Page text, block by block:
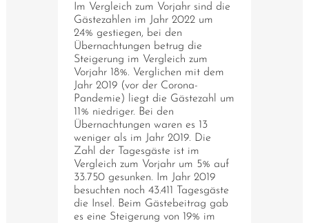
Im Vergleich zum Vorjahr sind die
Gästezahlen im Jahr 2022 um
24% gestiegen, bei den
Übernachtungen betrug die
Steigerung im Vergleich zum
Vorjahr 18%. Verglichen mit dem
Jahr 2019 (vor der Corona-
Pandemie) liegt die Gästezahl um
11% niedriger. Bei den
Übernachtungen waren es 13
weniger als im Jahr 2019. Die
Zahl der Tagesgäste ist im
Vergleich zum Vorjahr um 5% auf
33.750 gesunken. Im Jahr 2019
besuchten noch 43.411 Tagesgäste
die Insel. Beim Gästebeitrag gab
es eine Steigerung von 19% im